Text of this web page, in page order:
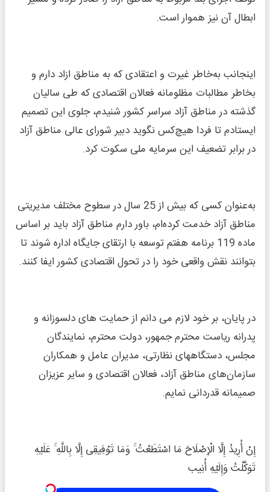
ابطال آن نیز هموار است.
اینجانب به‌خاطر غیرت و اعتقادی که به مناطق ازاد دارم و
بخاطر مطالبات مظلومانه فعالان اقتصادی که طی سالیان
گذشته در مناطق آزاد سراسر کشور شنیدم، جلوی این تصمیم
ایستادم تا فردا هیچ‌کس نگوید دبیر شورای عالی مناطق آزاد
در برابر تضعیف این سرمایه ملی سکوت کرد.
به‌عنوان کسی که بیش از 25 سال در سطوح مختلف مدیریتی
مناطق آزاد خدمت کرده‌ام، باور دارم مناطق آزاد باید بر اساس
ماده 119 برنامه هفتم توسعه با ارتقای جایگاه اداره شوند تا
بتوانند نقش واقعی خود را در تحول اقتصادی کشور ایفا کنند.
در پایان، بر خود لازم می دانم از حمایت های دلسوزانه و
پدرانه ریاست محترم جمهور، دولت محترم، نمایندگان
مجلس، دستگاههای نظارتی، مدیران عامل و همکاران
سازمان‌های مناطق آزاد، فعالان اقتصادی و سایر عزیزان
صمیمانه قدردانی نمایم.
إِنْ أُرِیدُ إِلَّا الْإِصْلَاحَ مَا اسْتَطَعْتُ ۚ وَمَا تَوْفِیقِی إِلَّا بِاللَّهِ ۚ عَلَیْهِ
تَوَکَّلْتُ وَإِلَیْهِ أُنِیب